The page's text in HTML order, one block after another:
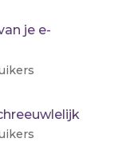
je e-